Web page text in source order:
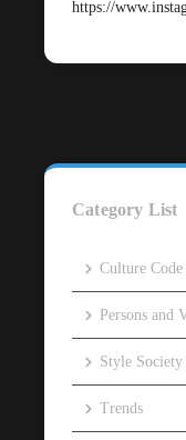
https://
Category List
Culture Code
Persons and
Style Society
Trends